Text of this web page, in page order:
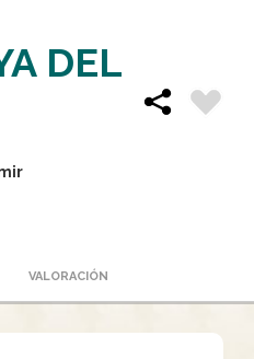
DEL
VALORACIÓN